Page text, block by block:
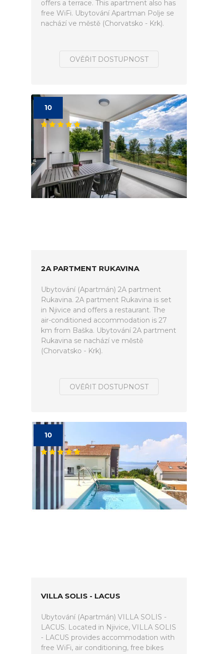
offers a terrace. This apartment also has
free WiFi. Ubytování Apartman Polje se
nachází ve městě (Chorvatsko - Krk).
OVĚŘIT DOSTUPNOST
10
2A PARTMENT RUKAVINA
Ubytování (Apartmán) 2A partment
Rukavina. 2A partment Rukavina is set
in Njivice and offers a restaurant. The
air-conditioned accommodation is 27
km from Baška. Ubytování 2A partment
Rukavina se nachází ve městě
(Chorvatsko - Krk).
OVĚŘIT DOSTUPNOST
10
VILLA SOLIS - LACUS
Ubytování (Apartmán) VILLA SOLIS -
LACUS. Located in Njivice, VILLA SOLIS
- LACUS provides accommodation with
free WiFi, air conditioning, free bikes